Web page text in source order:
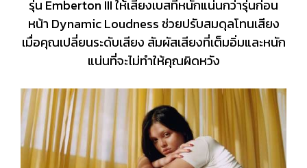
รุ่น Emberton III ให้เสียงเบสที่หนักแน่นกว่ารุ่นก่อน
หน้า Dynamic Loudness ช่วยปรับสมดุลโทนเสียง
เมื่อคุณเปลี่ยนระดับเสียง สัมผัสเสียงที่เต็มอิ่มและหนัก
แน่นที่จะไม่ทำให้คุณผิดหวัง